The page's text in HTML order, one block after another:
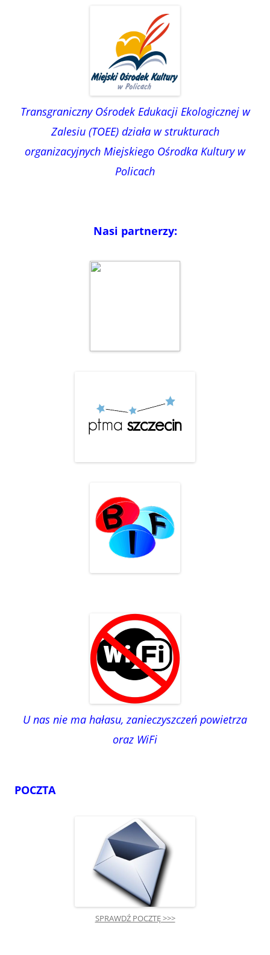
Transgraniczny Ośrodek Edukacji Ekologicznej w
Zalesiu (TOEE) działa w strukturach
organizacyjnych Miejskiego Ośrodka Kultury w
Policach
Nasi partnerzy:
U nas nie ma hałasu, zanieczyszczeń powietrza
oraz WiFi
POCZTA
SPRAWDŹ POCZTĘ >>>